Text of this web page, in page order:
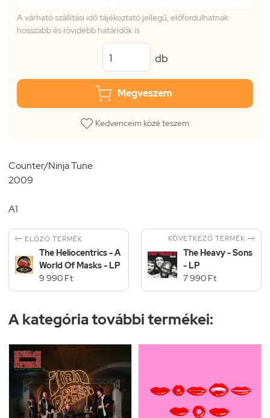
A várható szállítási idő tájékoztató jellegű, előfordulhatnak
hosszabb és rövidebb határidők is
db
Megveszem
Kedvenceim közé teszem
Counter/Ninja Tune
2009
A1
 ELŐZŐ TERMÉK
The Heliocentrics - A
World Of Masks - LP
9 990 Ft
KÖVETKEZŐ TERMÉK 
The Heavy - Sons
- LP
7 990 Ft
A kategória további termékei: